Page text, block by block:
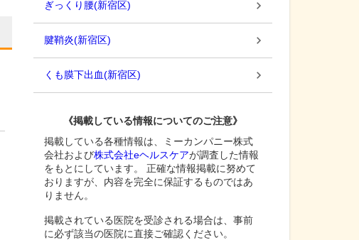
ぎっくり腰(新宿区)
腱鞘炎(新宿区)
くも膜下出血(新宿区)
《掲載している情報についてのご注意》
掲載している各種情報は、ミーカンパニー株式
会社および株式会社eヘルスケアが調査した情報
をもとにしています。 正確な情報掲載に努めて
おりますが、内容を完全に保証するものではあ
りません。
掲載されている医院を受診される場合は、事前
に必ず該当の医院に直接ご確認ください。